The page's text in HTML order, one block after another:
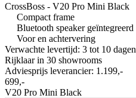
CrossBoss - V20 Pro Mini Black
Compact frame
Bluetooth speaker geïntegreerd
Voor en achtervering
Verwachte levertijd: 3 tot 10 dagen
Rijklaar in 30 showrooms
Adviesprijs leverancier: 1.199,-
699,-
V20 Pro Mini Black